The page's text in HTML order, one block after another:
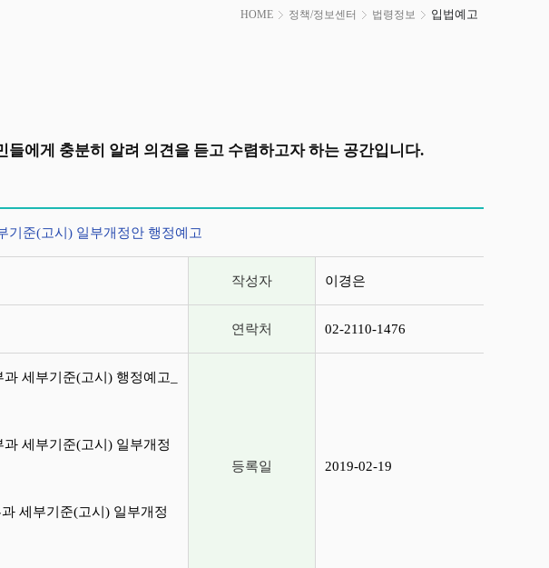
HOME 정책/정보센터 법령정보 입법예고
에게 충분히 알려 의견을 듣고 수렴하고자 하는 공간입니다.
기준(고시) 일부개정안 행정예고
작성자 이경은
연락처 02-2110-1476
세부기준(고시) 행정예고_
세부기준(고시) 일부개정
세부기준(고시) 일부개정
등록일 2019-02-19